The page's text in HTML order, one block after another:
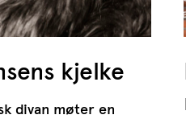
kjelke
divan møter en